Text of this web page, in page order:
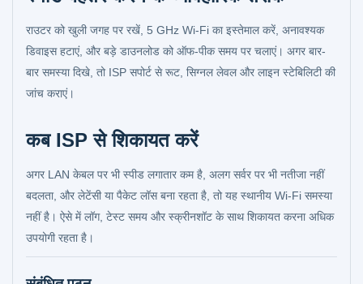
राउटर को खुली जगह पर रखें, 5 GHz Wi-Fi का इस्तेमाल करें, अनावश्यक
डिवाइस हटाएं, और बड़े डाउनलोड को ऑफ-पीक समय पर चलाएं। अगर बार-
बार समस्या दिखे, तो ISP सपोर्ट से रूट, सिग्नल लेवल और लाइन स्टेबिलिटी की
जांच कराएं।
कब ISP से शिकायत करें
अगर LAN केबल पर भी स्पीड लगातार कम है, अलग सर्वर पर भी नतीजा नहीं
बदलता, और लेटेंसी या पैकेट लॉस बना रहता है, तो यह स्थानीय Wi-Fi समस्या
नहीं है। ऐसे में लॉग, टेस्ट समय और स्क्रीनशॉट के साथ शिकायत करना अधिक
उपयोगी रहता है।